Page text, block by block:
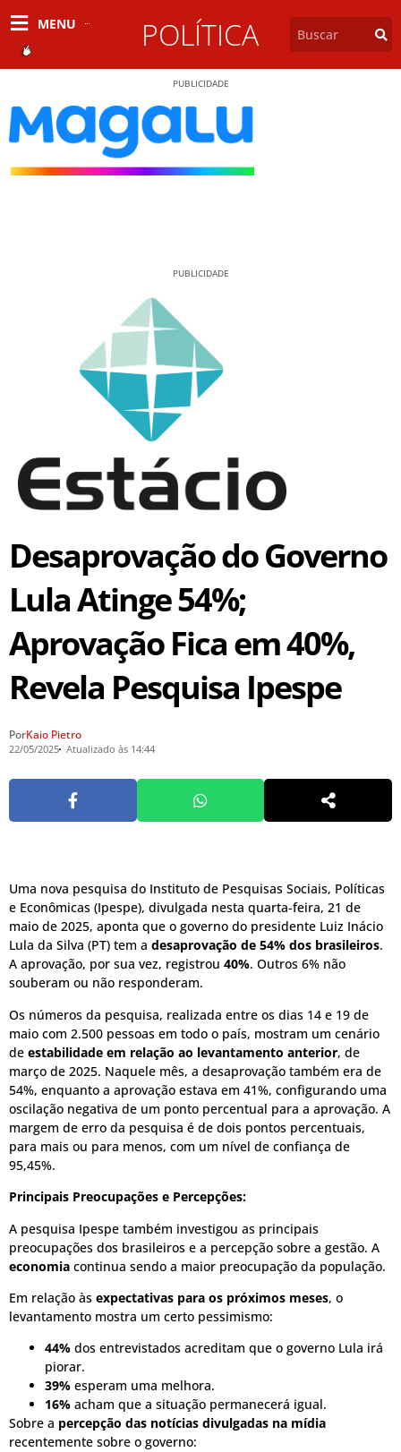
MENU POLÍTICA
PUBLICIDADE
PUBLICIDADE
Desaprovação do Governo
Lula Atinge 54%;
Aprovação Fica em 40%,
Revela Pesquisa Ipespe
PorKaio Pietro
22/05/2025 Atualizado às 14:44
Uma nova pesquisa do Instituto de Pesquisas Sociais, Políticas
e Econômicas (Ipespe), divulgada nesta quarta-feira, 21 de
maio de 2025, aponta que o governo do presidente Luiz Inácio
Lula da Silva (PT) tem a desaprovação de 54% dos brasileiros.
A aprovação, por sua vez, registrou 40%. Outros 6% não
souberam ou não responderam.
Os números da pesquisa, realizada entre os dias 14 e 19 de
maio com 2.500 pessoas em todo o país, mostram um cenário
de estabilidade em relação ao levantamento anterior, de
março de 2025. Naquele mês, a desaprovação também era de
54%, enquanto a aprovação estava em 41%, configurando uma
oscilação negativa de um ponto percentual para a aprovação. A
margem de erro da pesquisa é de dois pontos percentuais,
para mais ou para menos, com um nível de confiança de
95,45%.
Principais Preocupações e Percepções:
A pesquisa Ipespe também investigou as principais
preocupações dos brasileiros e a percepção sobre a gestão. A
economia continua sendo a maior preocupação da população.
Em relação às expectativas para os próximos meses, o
levantamento mostra um certo pessimismo:
44% dos entrevistados acreditam que o governo Lula irá
piorar.
39% esperam uma melhora.
16% acham que a situação permanecerá igual.
Sobre a percepção das notícias divulgadas na mídia
recentemente sobre o governo: